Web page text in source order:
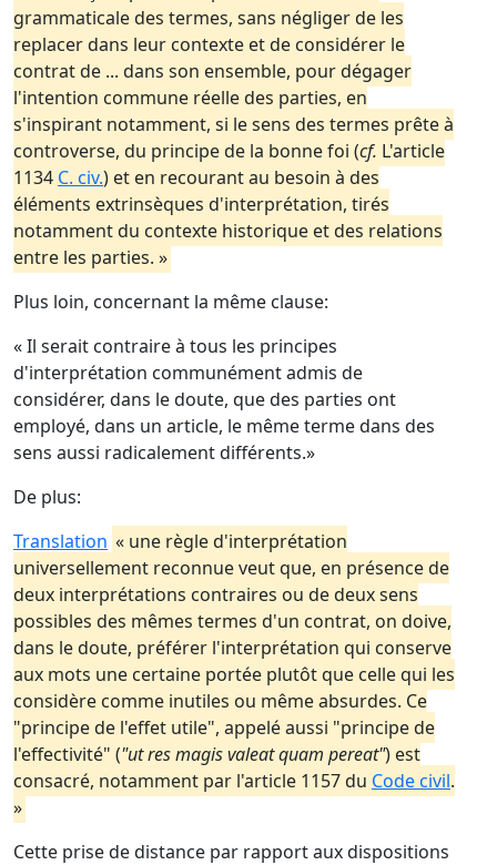
grammaticale des termes, sans négliger de les
replacer dans leur contexte et de considérer le
contrat de ... dans son ensemble, pour dégager
l'intention commune réelle des parties, en
s'inspirant notamment, si le sens des termes prête à
controverse, du principe de la bonne foi (cf. L'article
1134 C. civ.) et en recourant au besoin à des
éléments extrinsèques d'interprétation, tirés
notamment du contexte historique et des relations
entre les parties. »
Plus loin, concernant la même clause:
« Il serait contraire à tous les principes
d'interprétation communément admis de
considérer, dans le doute, que des parties ont
employé, dans un article, le même terme dans des
sens aussi radicalement différents.»
De plus:
Translation « une règle d'interprétation
universellement reconnue veut que, en présence de
deux interprétations contraires ou de deux sens
possibles des mêmes termes d'un contrat, on doive,
dans le doute, préférer l'interprétation qui conserve
aux mots une certaine portée plutôt que celle qui les
considère comme inutiles ou même absurdes. Ce
"principe de l'effet utile", appelé aussi "principe de
l'effectivité" ("ut res magis valeat quam pereat") est
consacré, notamment par l'article 1157 du Code civil.
»
Cette prise de distance par rapport aux dispositions